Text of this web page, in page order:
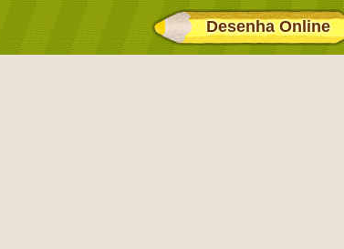
Desenha Online